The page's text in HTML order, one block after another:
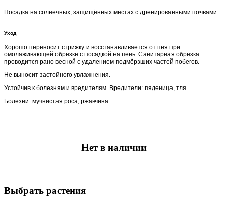
Посадка на солнечных, защищённых местах с дренированными почвами.
Уход
Хорошо переносит стрижку и восстанавливается от пня при
омолаживающей обрезке с посадкой на пень. Санитарная обрезка
проводится рано весной с удалением подмёрзших частей побегов.
Не выносит застойного увлажнения.
Устойчив к болезням и вредителям. Вредители: пяденица, тля.
Болезни: мучнистая роса, ржавчина.
Нет в наличии
Выбрать растения